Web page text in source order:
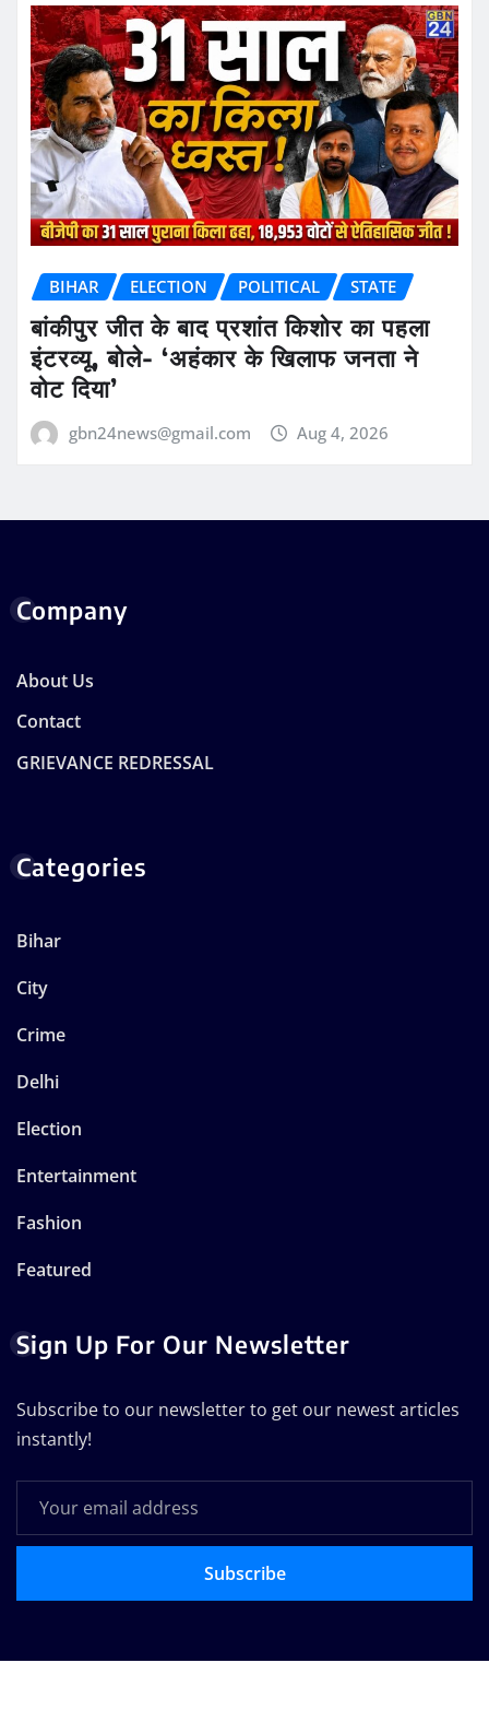
BIHAR ELECTION POLITICAL STATE
बांकीपुर जीत के बाद प्रशांत किशोर का पहला
इंटरव्यू, बोले- ‘अहंकार के खिलाफ जनता ने
वोट दिया’
gbn24news@gmail.com Aug 4, 2026
Company
About Us
Contact
GRIEVANCE REDRESSAL
Categories
Bihar
City
Crime
Delhi
Election
Entertainment
Fashion
Featured
Sign Up For Our Newsletter
Subscribe to our newsletter to get our newest articles
instantly!
Subscribe